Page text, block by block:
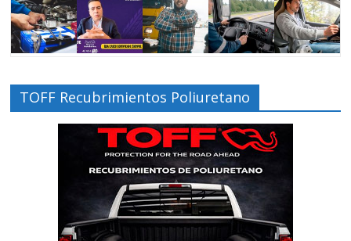
TOFF Recubrimientos Poliuretano